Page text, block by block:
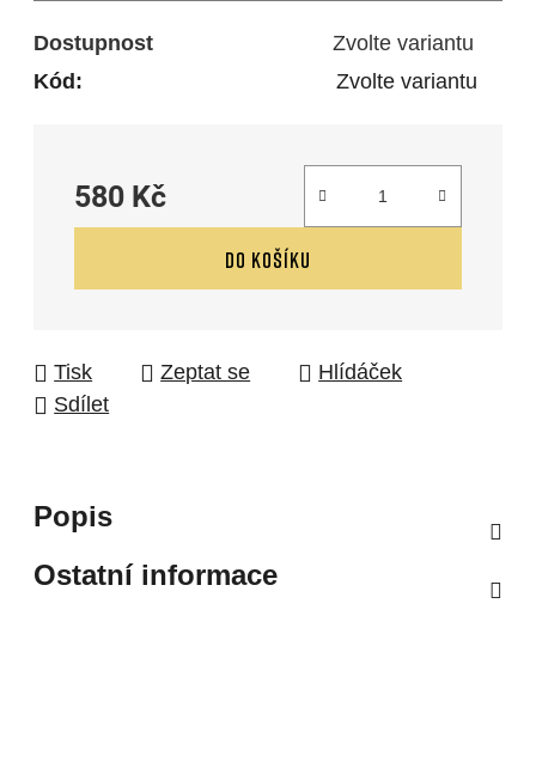
Dostupnost
Zvolte variantu
Kód:
Zvolte variantu
580 Kč
Měrná cena:
DO KOŠÍKU
Tisk Zeptat se
Hlídáček
Sdílet
Popis
Ostatní informace